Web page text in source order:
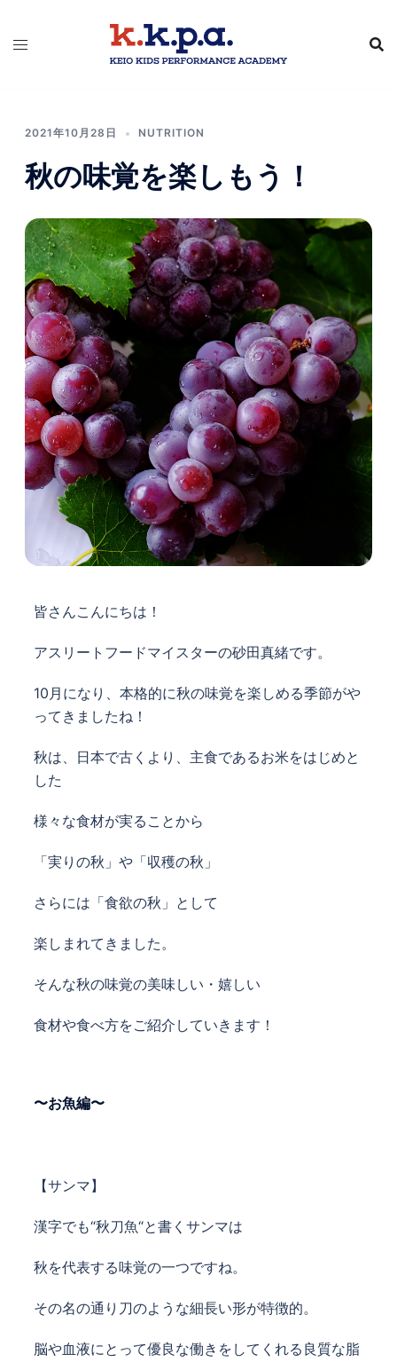
2021年10月28日 NUTRITION
秋の味覚を楽しもう！
皆さんこんにちは！
アスリートフードマイスターの砂田真緒です。
10月になり、本格的に秋の味覚を楽しめる季節がや
ってきましたね！
秋は、日本で古くより、主食であるお米をはじめと
した
様々な食材が実ることから
「実りの秋」や「収穫の秋」
さらには「食欲の秋」として
楽しまれてきました。
そんな秋の味覚の美味しい・嬉しい
食材や食べ方をご紹介していきます！
〜お魚編〜
【サンマ】
漢字でも“秋刀魚“と書くサンマは
秋を代表する味覚の一つですね。
その名の通り刀のような細長い形が特徴的。
脳や血液にとって優良な働きをしてくれる 良質な脂